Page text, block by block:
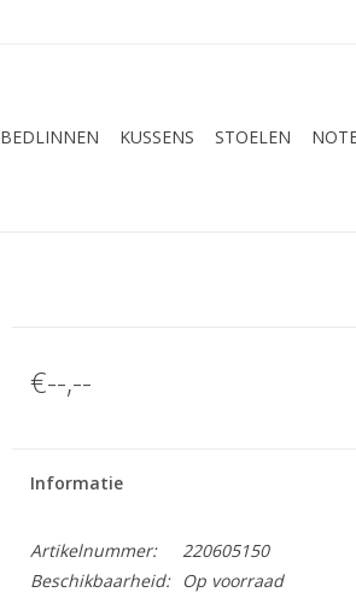
BEDLINNEN KUSSENS STOELEN
€--,--
Informatie
Artikelnummer:
220605150
Beschikbaarheid:
Op voorraad